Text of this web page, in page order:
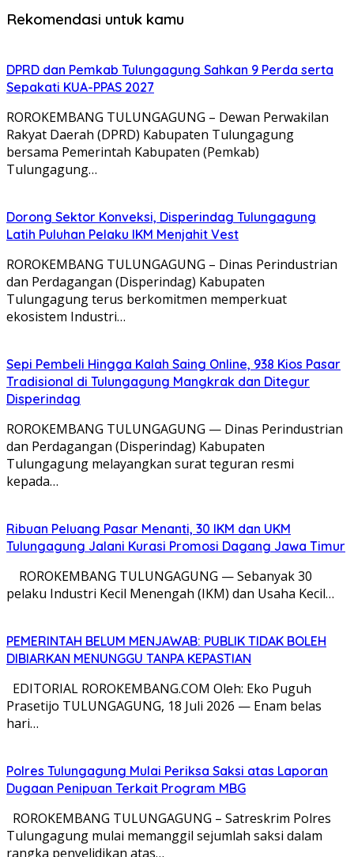
Rekomendasi untuk kamu
DPRD dan Pemkab Tulungagung Sahkan 9 Perda serta
Sepakati KUA-PPAS 2027
ROROKEMBANG TULUNGAGUNG – Dewan Perwakilan
Rakyat Daerah (DPRD) Kabupaten Tulungagung
bersama Pemerintah Kabupaten (Pemkab)
Tulungagung…
Dorong Sektor Konveksi, Disperindag Tulungagung
Latih Puluhan Pelaku IKM Menjahit Vest
​ROROKEMBANG TULUNGAGUNG – Dinas Perindustrian
dan Perdagangan (Disperindag) Kabupaten
Tulungagung terus berkomitmen memperkuat
ekosistem Industri…
Sepi Pembeli Hingga Kalah Saing Online, 938 Kios Pasar
Tradisional di Tulungagung Mangkrak dan Ditegur
Disperindag
ROROKEMBANG TULUNGAGUNG — Dinas Perindustrian
dan Perdagangan (Disperindag) Kabupaten
Tulungagung melayangkan surat teguran resmi
kepada…
Ribuan Peluang Pasar Menanti, 30 IKM dan UKM
Tulungagung Jalani Kurasi Promosi Dagang Jawa Timur
​ ROROKEMBANG TULUNGAGUNG — Sebanyak 30
pelaku Industri Kecil Menengah (IKM) dan Usaha Kecil…
PEMERINTAH BELUM MENJAWAB: PUBLIK TIDAK BOLEH
DIBIARKAN MENUNGGU TANPA KEPASTIAN
EDITORIAL ROROKEMBANG.COM Oleh: Eko Puguh
Prasetijo TULUNGAGUNG, 18 Juli 2026 — Enam belas
hari…
Polres Tulungagung Mulai Periksa Saksi atas Laporan
Dugaan Penipuan Terkait Program MBG
ROROKEMBANG TULUNGAGUNG – Satreskrim Polres
Tulungagung mulai memanggil sejumlah saksi dalam
rangka penyelidikan atas…